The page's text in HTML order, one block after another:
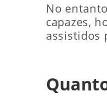
No
capazes,
assistidos